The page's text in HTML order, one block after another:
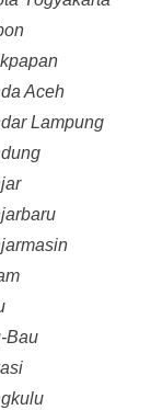
Aceh
Lampung
Bau